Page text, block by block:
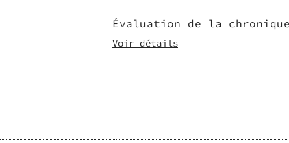
Évaluation de la
Voir détails